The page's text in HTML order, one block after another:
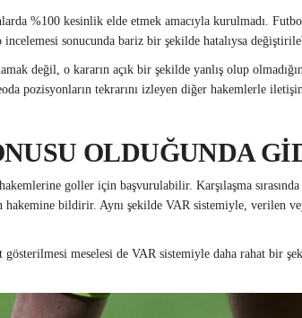
%100 kesinlik elde etmek amacıyla kurulmadı.
sonucunda bariz bir şekilde hatalıysa
değil, o kararın açık bir şekilde yanlış olup
pozisyonların tekrarını izleyen diğer hakemlerle
OLDUĞUNDA
goller için başvurulabilir. Karşılaşma
bildirir. Aynı şekilde VAR sistemiyle, verilen
meselesi de VAR sistemiyle daha rahat bir